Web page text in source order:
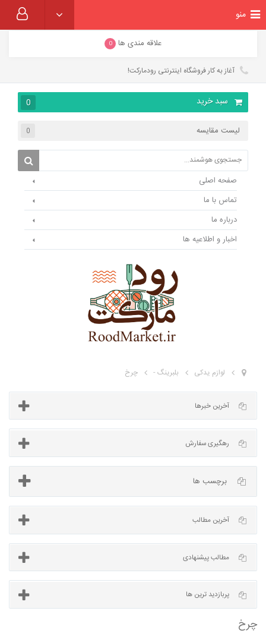
علاقه مندی ها 0
آغاز به کار فروشگاه اینترنتی رودمارکت!
سبد خرید 0
لیست مقایسه 0
صفحه اصلی
تماس با ما
درباره ما
اخبار و اطلاعیه ها
منو
لوازم یدکی بلبرینگ - چرخ
آخرین خبرها
برچسب ها
آخرین مطالب
مطالب پیشنهادی